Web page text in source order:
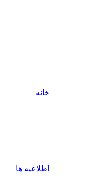
خانه
اطلاعیه ها